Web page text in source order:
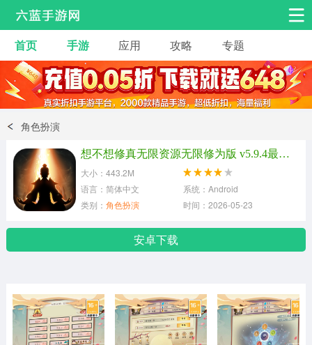
安卓手游 手游工具
热门手游 角色扮演 益智休闲
动作射击
冒险解谜
体育竞技
首页 手游 应用 攻略 专题
角色扮演
想不想修真无限资源无限修为版 v5.9.4最新版
大小：443.2M
语言：简体中文
系统：Android
类别： 角色扮演 时间：2026-05-23
安卓下载